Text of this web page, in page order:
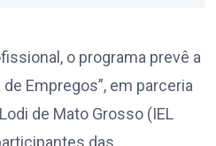
o programa prevê a
Empregos”, em parceria
de Mato Grosso (IEL
das